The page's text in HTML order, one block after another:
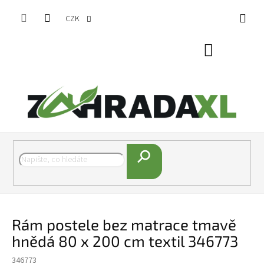
CZK
Hledat
Rám postele bez matrace tmavě
hnědá 80 x 200 cm textil 346773
346773